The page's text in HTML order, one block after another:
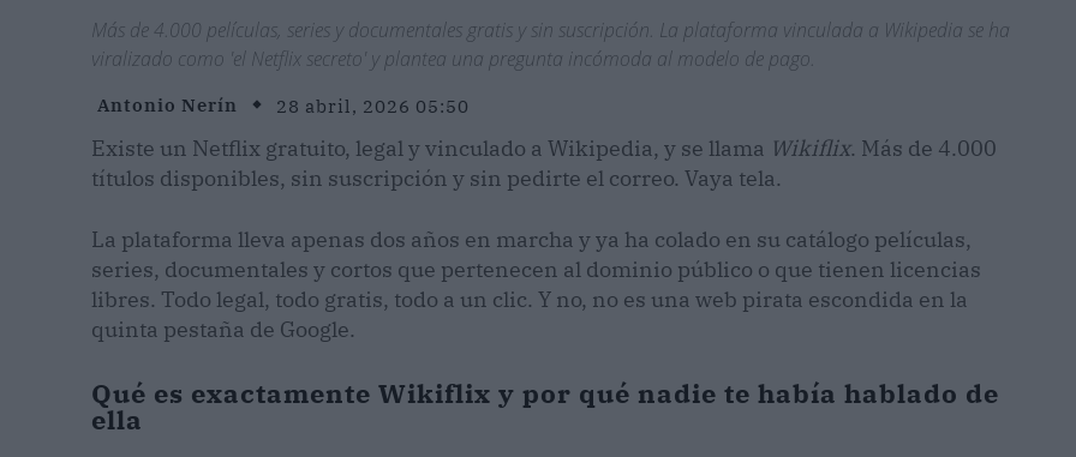
Más de 4.000 películas, series y documentales gratis y sin suscripción. La plataforma vinculada a Wikipedia se ha
viralizado como 'el Netflix secreto' y plantea una pregunta incómoda al modelo de pago.
Antonio Nerín 28 abril, 2026 05:50
Existe un Netflix gratuito, legal y vinculado a Wikipedia, y se llama Wikiflix. Más de 4.000
títulos disponibles, sin suscripción y sin pedirte el correo. Vaya tela.
La plataforma lleva apenas dos años en marcha y ya ha colado en su catálogo películas,
series, documentales y cortos que pertenecen al dominio público o que tienen licencias
libres. Todo legal, todo gratis, todo a un clic. Y no, no es una web pirata escondida en la
quinta pestaña de Google.
Qué es exactamente Wikiflix y por qué nadie te había hablado de
ella